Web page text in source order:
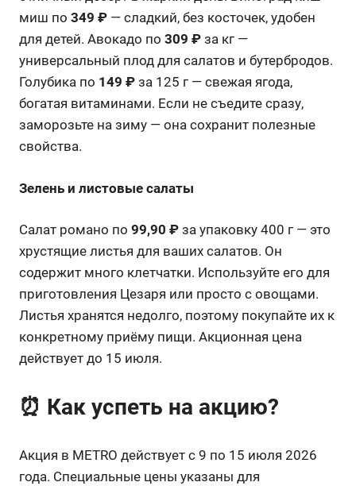
миш по 349 ₽ — сладкий, без косточек, удобен
для детей. Авокадо по 309 ₽ за кг —
универсальный плод для салатов и бутербродов.
Голубика по 149 ₽ за 125 г — свежая ягода,
богатая витаминами. Если не съедите сразу,
заморозьте на зиму — она сохранит полезные
свойства.
Зелень и листовые салаты
Салат романо по 99,90 ₽ за упаковку 400 г — это
хрустящие листья для ваших салатов. Он
содержит много клетчатки. Используйте его для
приготовления Цезаря или просто с овощами.
Листья хранятся недолго, поэтому покупайте их к
конкретному приёму пищи. Акционная цена
действует до 15 июля.
⏰ Как успеть на акцию?
Акция в METRO действует с 9 по 15 июля 2026
года. Специальные цены указаны для